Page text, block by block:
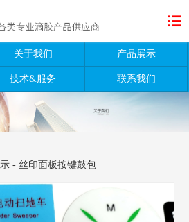
关于我们 产品展示
技术&服务 联系我们
- 丝印面板按键鼓包